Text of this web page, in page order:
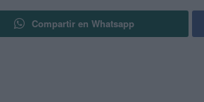
Compartir en Whatsapp